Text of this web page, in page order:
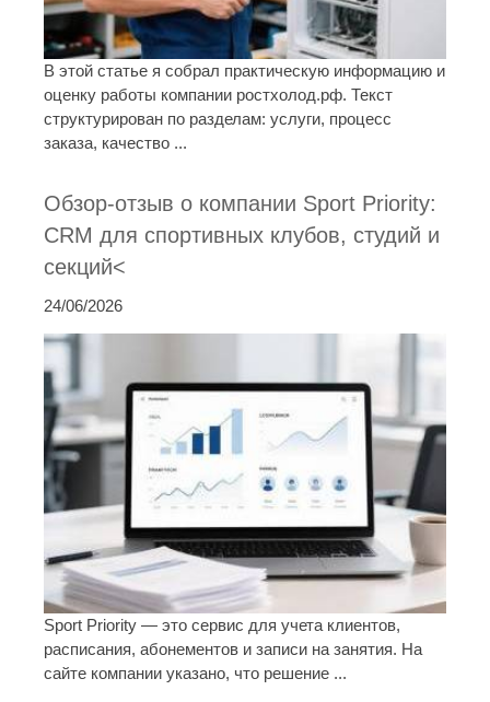
В этой статье я собрал практическую информацию и
оценку работы компании ростхолод.рф. Текст
структурирован по разделам: услуги, процесс
заказа, качество ...
Обзор-отзыв о компании Sport Priority:
CRM для спортивных клубов, студий и
секций<
24/06/2026
Sport Priority — это сервис для учета клиентов,
расписания, абонементов и записи на занятия. На
сайте компании указано, что решение ...